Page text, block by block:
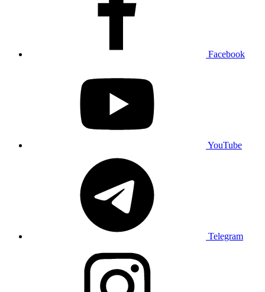
Facebook
YouTube
Telegram